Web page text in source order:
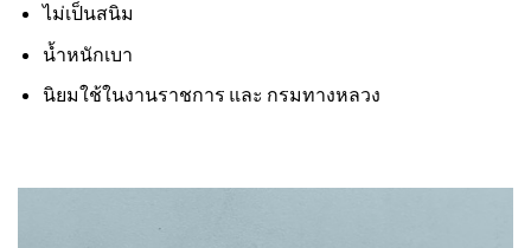
ไม่เป็นสนิม
น้ำหนักเบา
นิยมใช้ในงานราชการ และ กรมทางหลวง